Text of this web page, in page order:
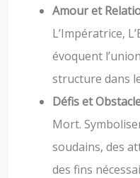
Amour et
L’Impératrice,
évoquent
structure dans
Défis et
Mort.
soudains, des
des fins